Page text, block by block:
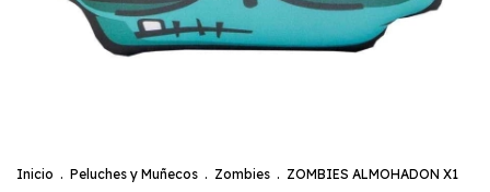
Inicio . Peluches y Muñecos . Zombies . ZOMBIES ALMOHADON X1